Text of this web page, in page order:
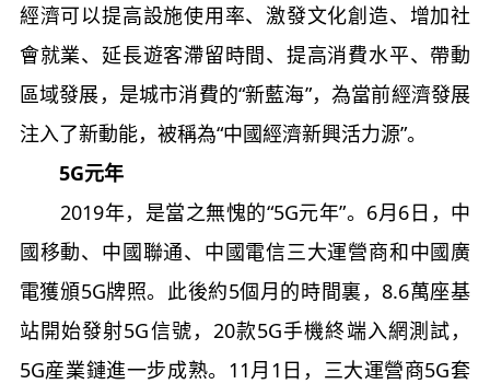
經濟可以提高設施使用率、激發文化創造、增加社
會就業、延長遊客滯留時間、提高消費水平、帶動
區域發展，是城市消費的“新藍海”，為當前經濟發展
注入了新動能，被稱為“中國經濟新興活力源”。
5G元年
2019年，是當之無愧的“5G元年”。6月6日，中
國移動、中國聯通、中國電信三大運營商和中國廣
電獲頒5G牌照。此後約5個月的時間裏，8.6萬座基
站開始發射5G信號，20款5G手機終端入網測試，
5G産業鏈進一步成熟。11月1日，三大運營商5G套